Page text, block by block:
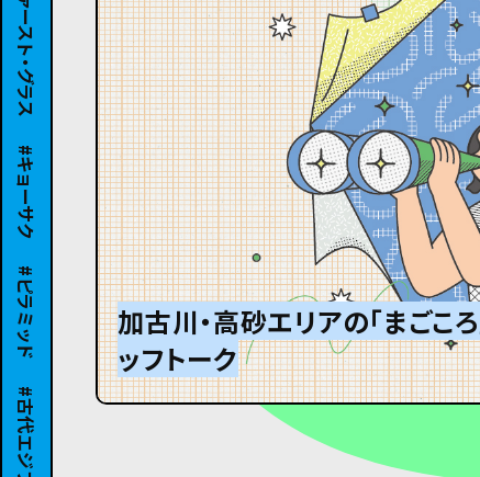
加古川・高砂エリアの「まごこ
ッフトーク
グランパはオズウェル・E・ス
#8 ひんやり冷たい大きなダン
キョーサク
ピラミッド
古代エジプト